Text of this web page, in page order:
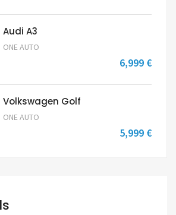
Audi A3
ONE AUTO
6,999 €
Volkswagen Golf
ONE AUTO
5,999 €